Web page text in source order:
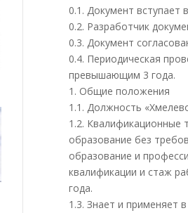
0.1. Документ вступает
0.2. Разработчик
0.3. Документ
0.4. Периодическая
превышающим 3 года.
1. Общие положения
1.1. Должность
1.2. Квалификационные
образование без
образование и
квалификации и стаж
года.
1.3. Знает и применяет